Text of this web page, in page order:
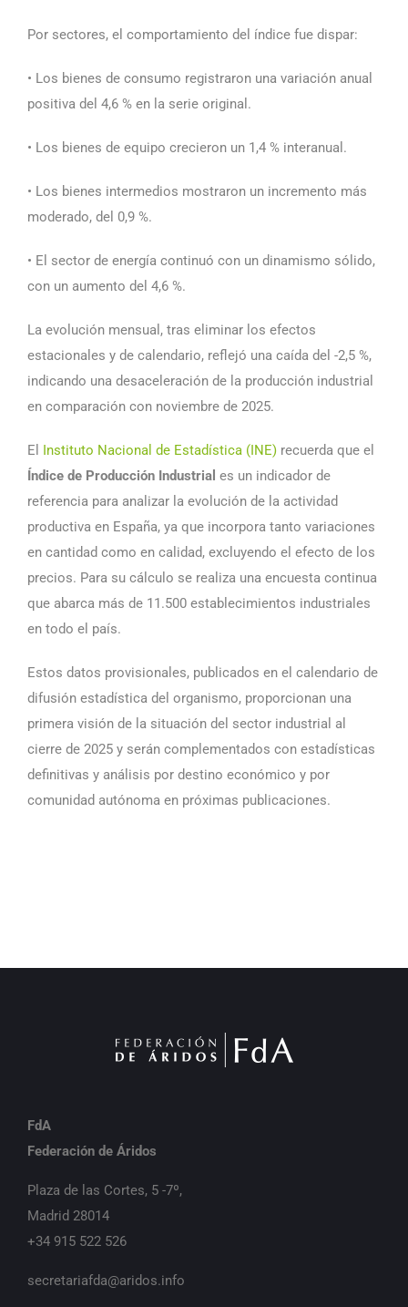
Por sectores, el comportamiento del índice fue dispar:
• Los bienes de consumo registraron una variación anual
positiva del 4,6 % en la serie original.
• Los bienes de equipo crecieron un 1,4 % interanual.
• Los bienes intermedios mostraron un incremento más
moderado, del 0,9 %.
• El sector de energía continuó con un dinamismo sólido,
con un aumento del 4,6 %.
La evolución mensual, tras eliminar los efectos
estacionales y de calendario, reflejó una caída del -2,5 %,
indicando una desaceleración de la producción industrial
en comparación con noviembre de 2025.
El Instituto Nacional de Estadística (INE) recuerda que el
Índice de Producción Industrial es un indicador de
referencia para analizar la evolución de la actividad
productiva en España, ya que incorpora tanto variaciones
en cantidad como en calidad, excluyendo el efecto de los
precios. Para su cálculo se realiza una encuesta continua
que abarca más de 11.500 establecimientos industriales
en todo el país.
Estos datos provisionales, publicados en el calendario de
difusión estadística del organismo, proporcionan una
primera visión de la situación del sector industrial al
cierre de 2025 y serán complementados con estadísticas
definitivas y análisis por destino económico y por
comunidad autónoma en próximas publicaciones.
FdA
Federación de Áridos
Plaza de las Cortes, 5 -7º,
Madrid 28014
+34 915 522 526
secretariafda@aridos.info